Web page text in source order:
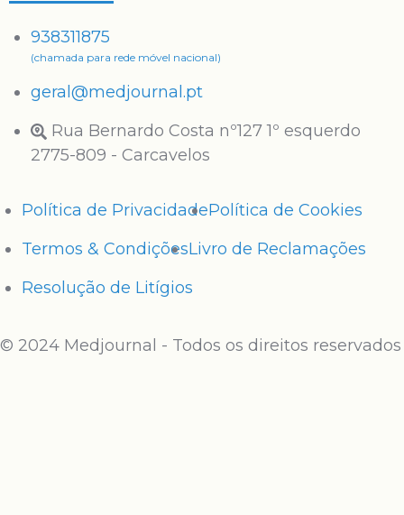
938311875
(chamada para rede móvel nacional)
geral@medjournal.pt
Rua Bernardo Costa nº127 1º esquerdo
2775-809 - Carcavelos
Política de PrivacidadePolítica de Cookies
Termos & CondiçõesLivro de Reclamações
Resolução de Litígios
© 2024 Medjournal - Todos os direitos reservados